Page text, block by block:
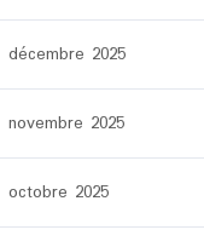
décembre 2025
novembre 2025
octobre 2025